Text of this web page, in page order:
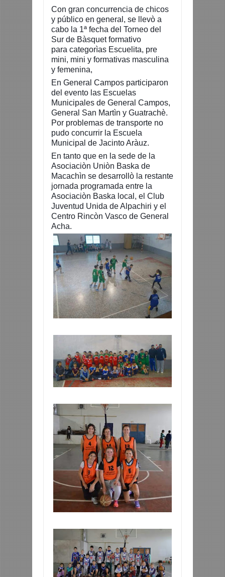
Con gran concurrencia de chicos
y público en general, se llevò a
cabo la 1ª fecha del Torneo del
Sur de Bàsquet formativo
para categorìas Escuelita, pre
mini, mini y formativas masculina
y femenina,
En General Campos participaron
del evento las Escuelas
Municipales de General Campos,
General San Martìn y Guatrachè.
Por problemas de transporte no
pudo concurrir la Escuela
Municipal de Jacinto Aràuz.
En tanto que en la sede de la
Asociaciòn Uniòn Baska de
Macachìn se desarrollò la restante
jornada programada entre la
Asociaciòn Baska local, el Club
Juventud Unida de Alpachiri y el
Centro Rincòn Vasco de General
Acha.